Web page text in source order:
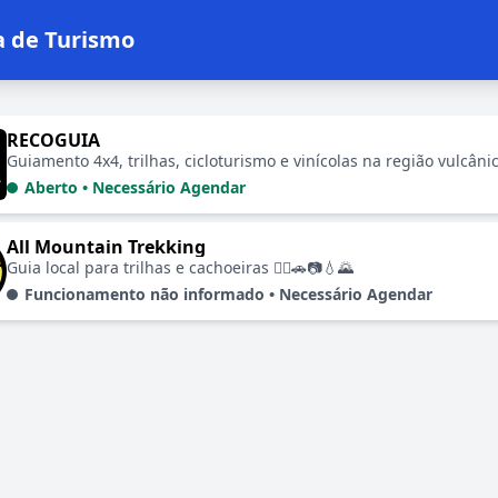
de Turismo
em Guia de Turismo
RECOGUIA
Aberto • Necessário Agendar
All Mountain Trekking
Guia local para trilhas e cachoeiras 🚶‍♂️🚗📷💧🌄
Funcionamento não informado • Necessário Agendar